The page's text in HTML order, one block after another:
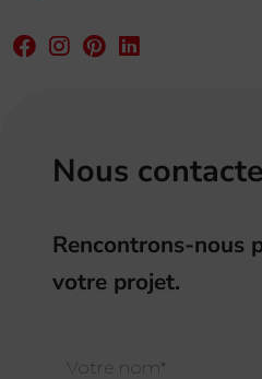
Nous
Rencontrons-nous
votre projet.